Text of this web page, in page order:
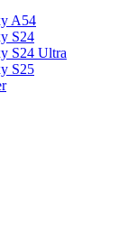
A54
S24
S24 Ultra
S25